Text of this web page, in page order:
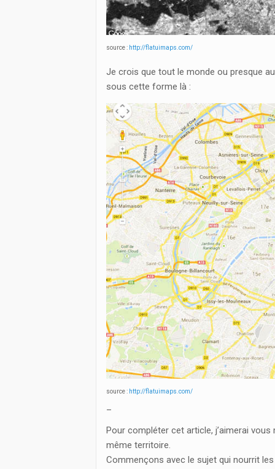
source : http://flatuimaps.com/
Je crois que tout le monde ou presque
sous cette forme là :
source : http://flatuimaps.com/
Pour compléter cet article, j’aimerai
même territoire.
Commençons avec le sujet qui nourrit